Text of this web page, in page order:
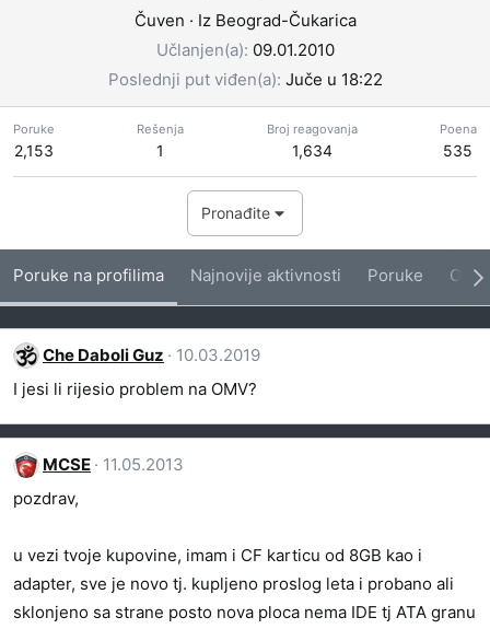
Čuven · Iz Beograd-Čukarica
Učlanjen(a) 09.01.2010
Poslednji put viđen(a) Juče u 18:22
Poruke
2,153
Rešenja
1
Broj reagovanja
1,634
Poena
535
Pronađite
Poruke na profilima Najnovije aktivnosti Poruke O
Che Daboli Guz
10.03.2019
I jesi li rijesio problem na OMV?
MCSE
11.05.2013
pozdrav,
u vezi tvoje kupovine, imam i CF karticu od 8GB kao i
adapter, sve je novo tj. kupljeno proslog leta i probano ali
sklonjeno sa strane posto nova ploca nema IDE tj ATA granu